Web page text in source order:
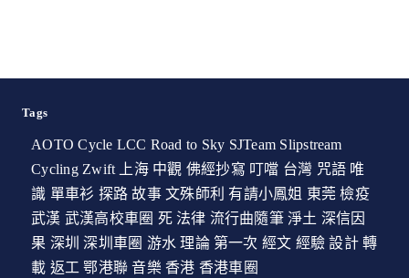
Tags
AOTO Cycle LCC Road to Sky SJTeam Slipstream
Cycling Zwift 上海 中觀 佛經抄寫 叮噹 台灣 咒語 唯
識 單車衫 探路 故事 文殊師利 有請小鳳姐 東莞 檢疫
武漢 武漢高校車圈 死 法律 流行曲隨筆 淨土 深信因
果 深圳 深圳車圈 游水 理論 第一次 經文 經驗 設計 轉
載 返工 鄂港聯 音樂 香港 香港車圈